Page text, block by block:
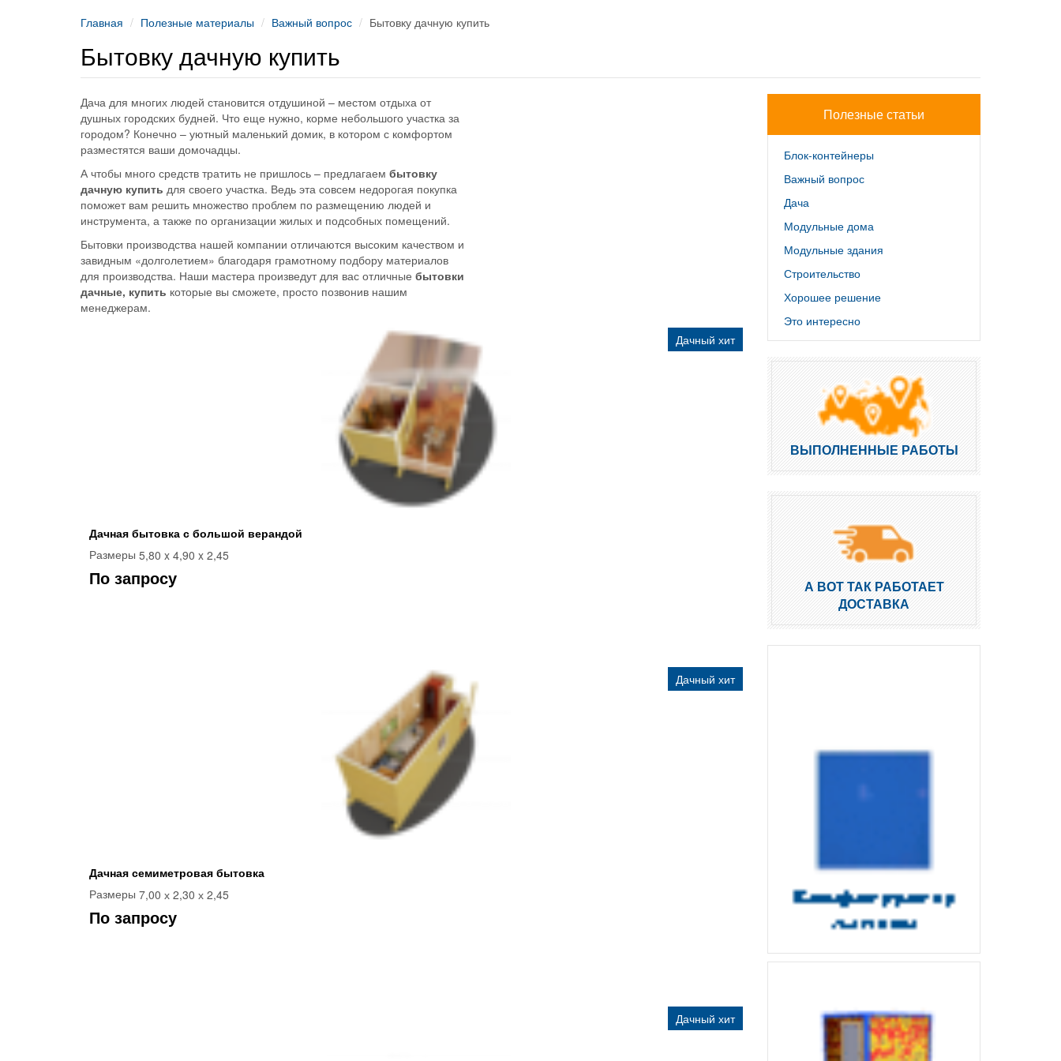
Главная Полезные материалы Важный вопрос Бытовку дачную купить
Бытовку дачную купить
Дача для многих людей становится отдушиной – местом отдыха от
душных городских будней. Что еще нужно, корме небольшого участка за
городом? Конечно – уютный маленький домик, в котором с комфортом
разместятся ваши домочадцы.
А чтобы много средств тратить не пришлось – предлагаем бытовку
дачную купить для своего участка. Ведь эта совсем недорогая покупка
поможет вам решить множество проблем по размещению людей и
инструмента, а также по организации жилых и подсобных помещений.
Бытовки производства нашей компании отличаются высоким качеством и
завидным «долголетием» благодаря грамотному подбору материалов
для производства. Наши мастера произведут для вас отличные бытовки
дачные, купить которые вы сможете, просто позвонив нашим
менеджерам.
Дачный хит
Дачная бытовка с большой верандой
Размеры 5,80 x 4,90 x 2,45
По запросу
Дачный хит
Дачная семиметровая бытовка
Размеры 7,00 х 2,30 х 2,45
По запросу
Дачный хит
Полезные статьи
Блок-контейнеры
Важный вопрос
Дача
Модульные дома
Модульные здания
Строительство
Хорошее решение
Это интересно
ВЫПОЛНЕННЫЕ РАБОТЫ
А ВОТ ТАК РАБОТАЕТ
ДОСТАВКА